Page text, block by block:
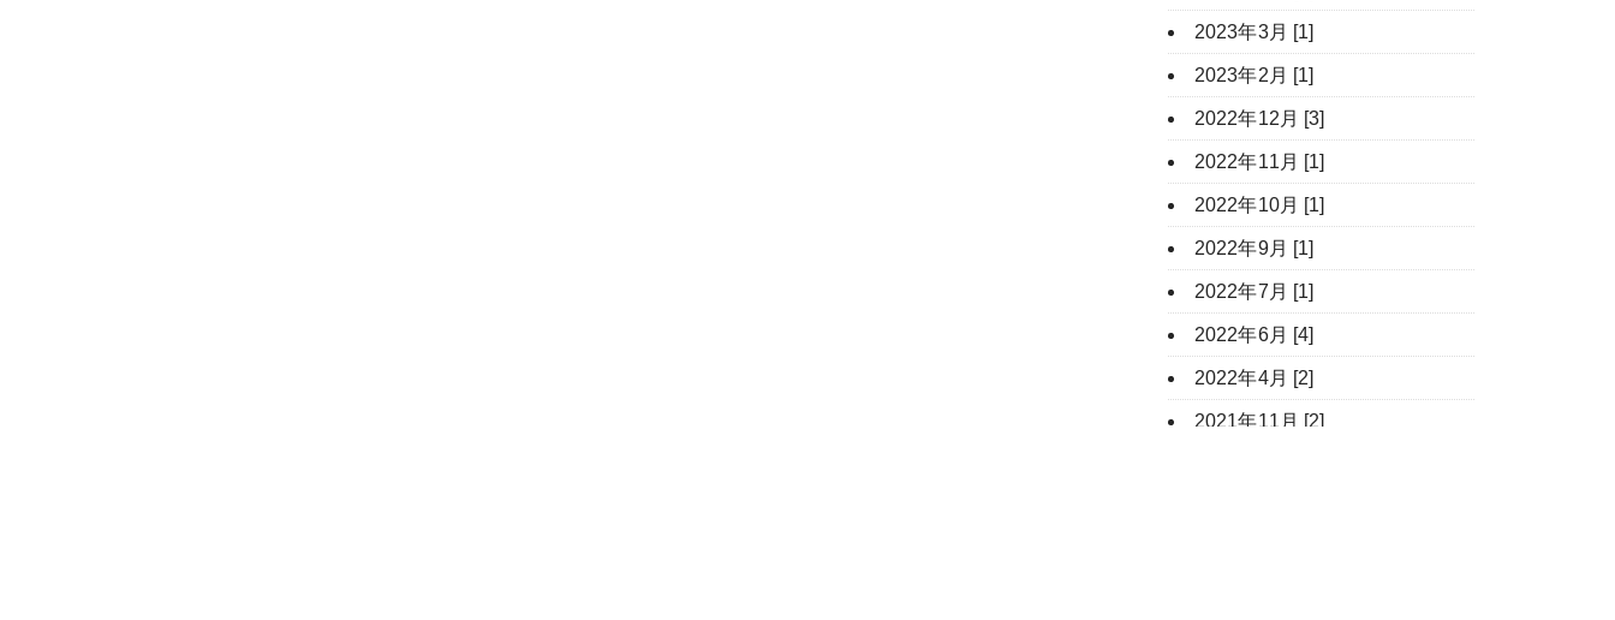
2023年3月 [1]
2023年2月 [1]
2022年12月 [3]
2022年11月 [1]
2022年10月 [1]
2022年9月 [1]
2022年7月 [1]
2022年6月 [4]
2022年4月 [2]
2021年11月 [2]